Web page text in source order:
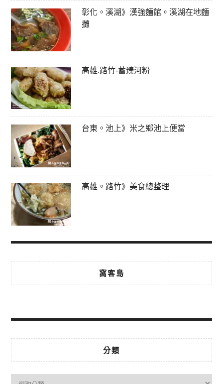
彰化。溪湖》漢強麵館。溪湖在地麵
攤
高雄.路竹-蓄臻河粉
台東。池上》米之鄉池上便當
高雄。路竹》美食總整理
窩客島
分類